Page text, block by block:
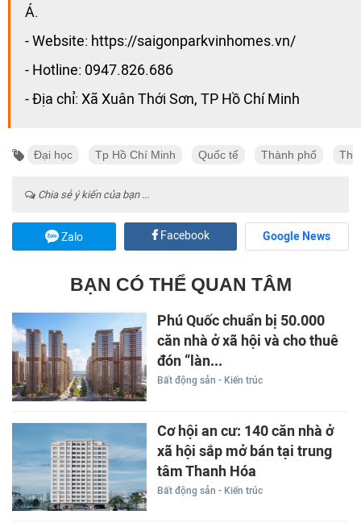
Á.
- Website: https://saigonparkvinhomes.vn/
- Hotline: 0947.826.686
- Địa chỉ: Xã Xuân Thới Sơn, TP Hồ Chí Minh
Đại học Tp Hồ Chí Minh Quốc tế Thành phố
Chia sẻ ý kiến của bạn ...
Zalo Facebook Google News
BẠN CÓ THỂ QUAN TÂM
Phú Quốc chuẩn bị 50.000
căn nhà ở xã hội và cho thuê
đón “làn...
Bất động sản - Kiến trúc
Cơ hội an cư: 140 căn nhà ở
xã hội sắp mở bán tại trung
tâm Thanh Hóa
Bất động sản - Kiến trúc